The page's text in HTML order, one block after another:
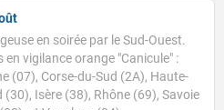
en soirée par le Sud-Ouest.
vigilance orange "Canicule" :
(07), Corse-du-Sud (2A), Haute-
Isère (38), Rhône (69), Savoie